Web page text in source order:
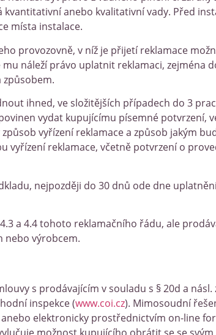
anebo kvalitativní vady. Před
místa instalace.
provozovně, v níž je přijetí reklamace
náleží právo uplatnit reklamaci, zejména
ihned, ve složitějších případech do 3
vydat kupujícímu písemné potvrzení,
vyřízení reklamace a způsob jakým
reklamace, včetně potvrzení o
nejpozději do 30 dnů ode dne
a 4.4 tohoto reklamačního řádu, ale
nebo výrobcem.
s prodávajícím v souladu s § 20d a násl.
inspekce (www.coi.cz). Mimosoudní
elektronicky prostřednictvím on-line